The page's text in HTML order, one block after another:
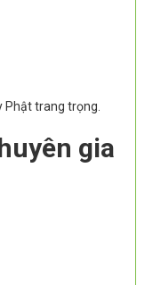
trang trọng.
gia